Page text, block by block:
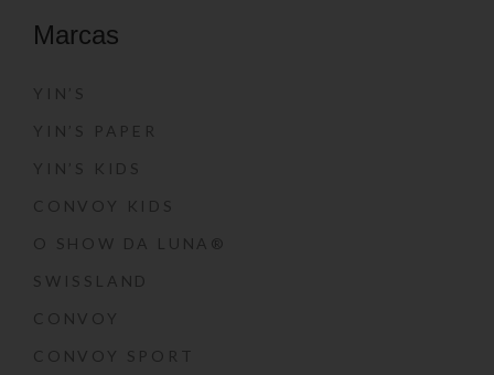
Marcas
YIN’S
YIN’S PAPER
YIN’S KIDS
CONVOY KIDS
O SHOW DA LUNA®
SWISSLAND
CONVOY
CONVOY SPORT